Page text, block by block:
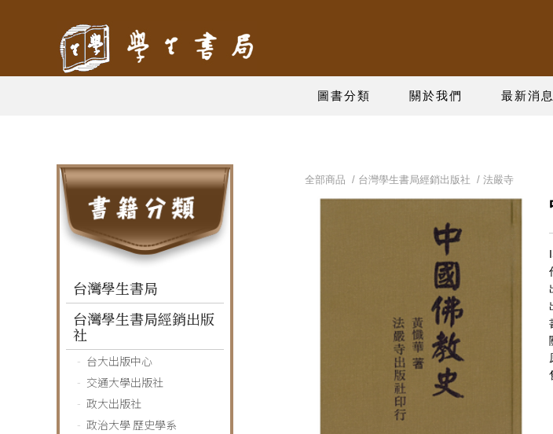
圖書分類 關於我們 最新消息
台灣學生書局
台灣學生書局經銷出版
社
台大出版中心
交通大學出版社
政大出版社
政治大學 歷史學系
全部商品 / 台灣學生書局經銷出版社 / 法嚴寺